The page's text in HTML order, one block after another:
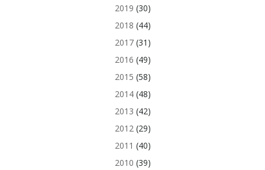
2019 (30)
2018 (44)
2017(31)
2016 (49)
2015 (58)
2014(48)
2013 (42)
2012(29)
2011 (40)
2010 (39)